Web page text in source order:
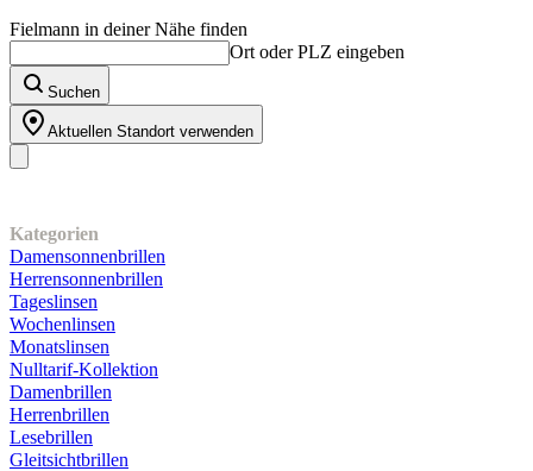
Fielmann in deiner Nähe finden
Ort oder PLZ eingeben
Suchen
Aktuellen Standort verwenden
Kategorien
Damensonnenbrillen
Herrensonnenbrillen
Tageslinsen
Wochenlinsen
Monatslinsen
Nulltarif-Kollektion
Damenbrillen
Herrenbrillen
Lesebrillen
Gleitsichtbrillen